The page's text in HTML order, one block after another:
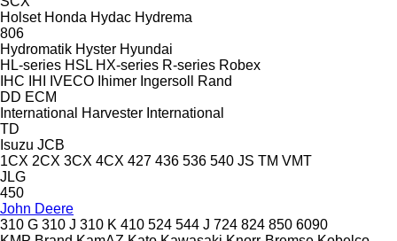
Holset Honda Hydac Hydrema
806
Hydromatik Hyster Hyundai
HL-series HSL HX-series R-series Robex
IHC
IHI IVECO Ihimer Ingersoll Rand
DD ECM
International Harvester International
TD
Isuzu JCB
1CX 2CX 3CX 4CX 427 436 536 540 JS TM VMT
JLG
450
John Deere
310 G 310 J 310 K 410 524 544 J 724 824 850 6090